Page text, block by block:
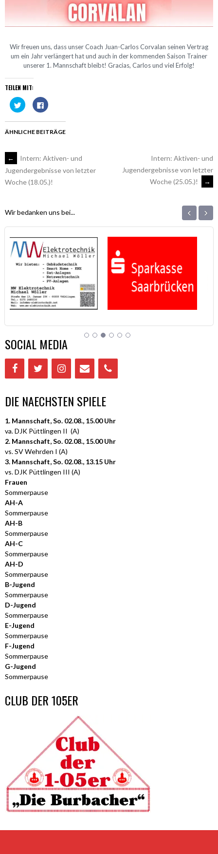
Wir freuen uns, dass unser Coach Juan-Carlos Corvalan seinen Vertrag
um ein Jahr verlängert hat und auch in der kommenden Saison Trainer
unserer 1. Mannschaft bleibt! Gracias, Carlos und viel Erfolg!
TEILEN MIT:
Klick,
um
Twitter
teilen
Fenster
geöffnet)
Klick,
um
Facebook
teilen
Fenster
geöffnet)
ÄHNLICHE BEITRÄGE
ARTIKEL-
NAVIGATION
←
Intern: Aktiven- und
Jugendergebnisse von letzter
Woche (18.05.)!
Intern: Aktiven- und
Jugendergebnisse von letzter
Woche (25.05.)!
→
Wir bedanken uns bei... ‹ ›
SOCIAL MEDIA
DIE NAECHSTEN SPIELE
1. Mannschaft, So. 02.08., 15.00 Uhr
va. DJK Püttlingen II (A)
2. Mannschaft, So. 02.08., 15.00 Uhr
vs. SV Wehrden I (A)
3. Mannschaft, So. 02.08., 13.15 Uhr
vs. DJK Püttlingen III (A)
Frauen
Sommerpause
AH-A
Sommerpause
AH-B
Sommerpause
AH-C
Sommerpause
AH-D
Sommerpause
B-Jugend
Sommerpause
D-Jugend
Sommerpause
E-Jugend
Sommerpause
F-Jugend
Sommerpause
G-Jugend
Sommerpause
CLUB DER 105ER